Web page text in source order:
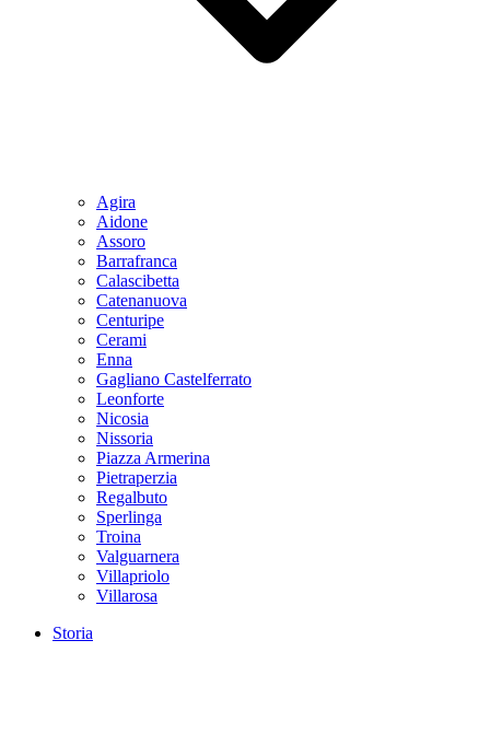
Agira
Aidone
Assoro
Barrafranca
Calascibetta
Catenanuova
Centuripe
Cerami
Enna
Gagliano Castelferrato
Leonforte
Nicosia
Nissoria
Piazza Armerina
Pietraperzia
Regalbuto
Sperlinga
Troina
Valguarnera
Villapriolo
Villarosa
Storia